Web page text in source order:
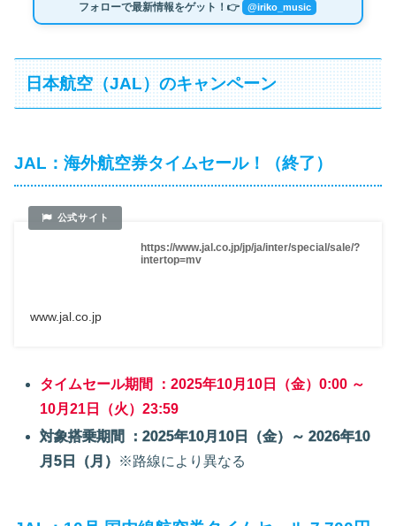
フォローで最新情報をゲット！👉
@iriko_music
日本航空（JAL）のキャンペーン
JAL：海外航空券タイムセール！（終了）
https://www.jal.co.jp/jp/ja/inter/special/sale/?
intertop=mv
www.jal.co.jp
タイムセール期間 ：2025年10月10日（金）0:00 ～
10月21日（火）23:59
対象搭乗期間 ：2025年10月10日（金）～ 2026年10
月5日（月）
※路線により異なる